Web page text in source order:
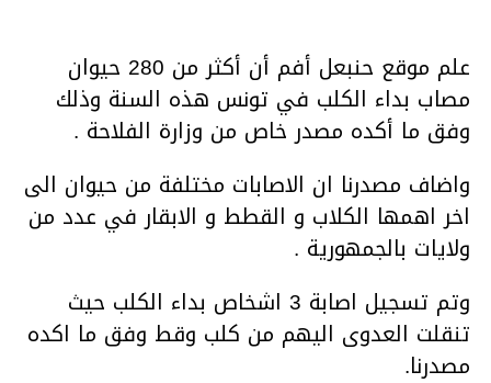
علم موقع حنبعل أفم أن أكثر من 280 حيوان
مصاب بداء الكلب في تونس هذه السنة وذلك
وفق ما أكده مصدر خاص من وزارة الفلاحة .
واضاف مصدرنا ان الاصابات مختلفة من حيوان الى
اخر اهمها الكلاب و القطط و الابقار في عدد من
ولايات بالجمهورية .
وتم تسجيل اصابة 3 اشخاص بداء الكلب حيث
تنقلت العدوى اليهم من كلب وقط وفق ما اكده
مصدرنا.